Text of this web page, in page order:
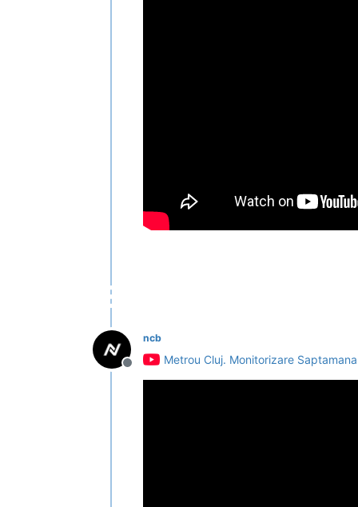
Deconectat
ncb
Metrou Cluj. Monitorizare